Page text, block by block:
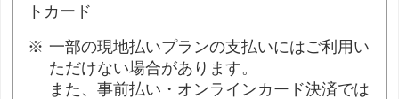
トカード
一部の現地払いプランの支払いにはご利用い
ただけない場合があります。
また、事前払い・オンラインカード決済では